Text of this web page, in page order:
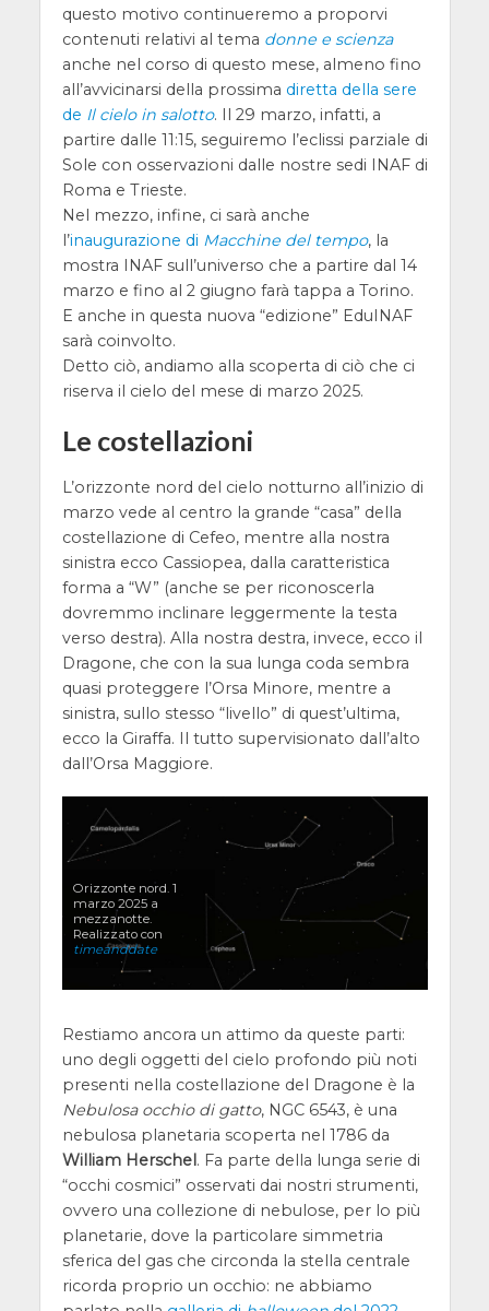
questo motivo continueremo a proporvi
contenuti relativi al tema donne e scienza
anche nel corso di questo mese, almeno fino
all’avvicinarsi della prossima diretta della sere
de Il cielo in salotto. Il 29 marzo, infatti, a
partire dalle 11:15, seguiremo l’eclissi parziale di
Sole con osservazioni dalle nostre sedi INAF di
Roma e Trieste.
Nel mezzo, infine, ci sarà anche
l’inaugurazione di Macchine del tempo, la
mostra INAF sull’universo che a partire dal 14
marzo e fino al 2 giugno farà tappa a Torino.
E anche in questa nuova “edizione” EduINAF
sarà coinvolto.
Detto ciò, andiamo alla scoperta di ciò che ci
riserva il cielo del mese di marzo 2025.
Le costellazioni
L’orizzonte nord del cielo notturno all’inizio di
marzo vede al centro la grande “casa” della
costellazione di Cefeo, mentre alla nostra
sinistra ecco Cassiopea, dalla caratteristica
forma a “W” (anche se per riconoscerla
dovremmo inclinare leggermente la testa
verso destra). Alla nostra destra, invece, ecco il
Dragone, che con la sua lunga coda sembra
quasi proteggere l’Orsa Minore, mentre a
sinistra, sullo stesso “livello” di quest’ultima,
ecco la Giraffa. Il tutto supervisionato dall’alto
dall’Orsa Maggiore.
Orizzonte nord. 1
marzo 2025 a
mezzanotte.
Realizzato con
timeanddate
Restiamo ancora un attimo da queste parti:
uno degli oggetti del cielo profondo più noti
presenti nella costellazione del Dragone è la
Nebulosa occhio di gatto, NGC 6543, è una
nebulosa planetaria scoperta nel 1786 da
William Herschel . Fa parte della lunga serie di
“occhi cosmici” osservati dai nostri strumenti,
ovvero una collezione di nebulose, per lo più
planetarie, dove la particolare simmetria
sferica del gas che circonda la stella centrale
ricorda proprio un occhio: ne abbiamo